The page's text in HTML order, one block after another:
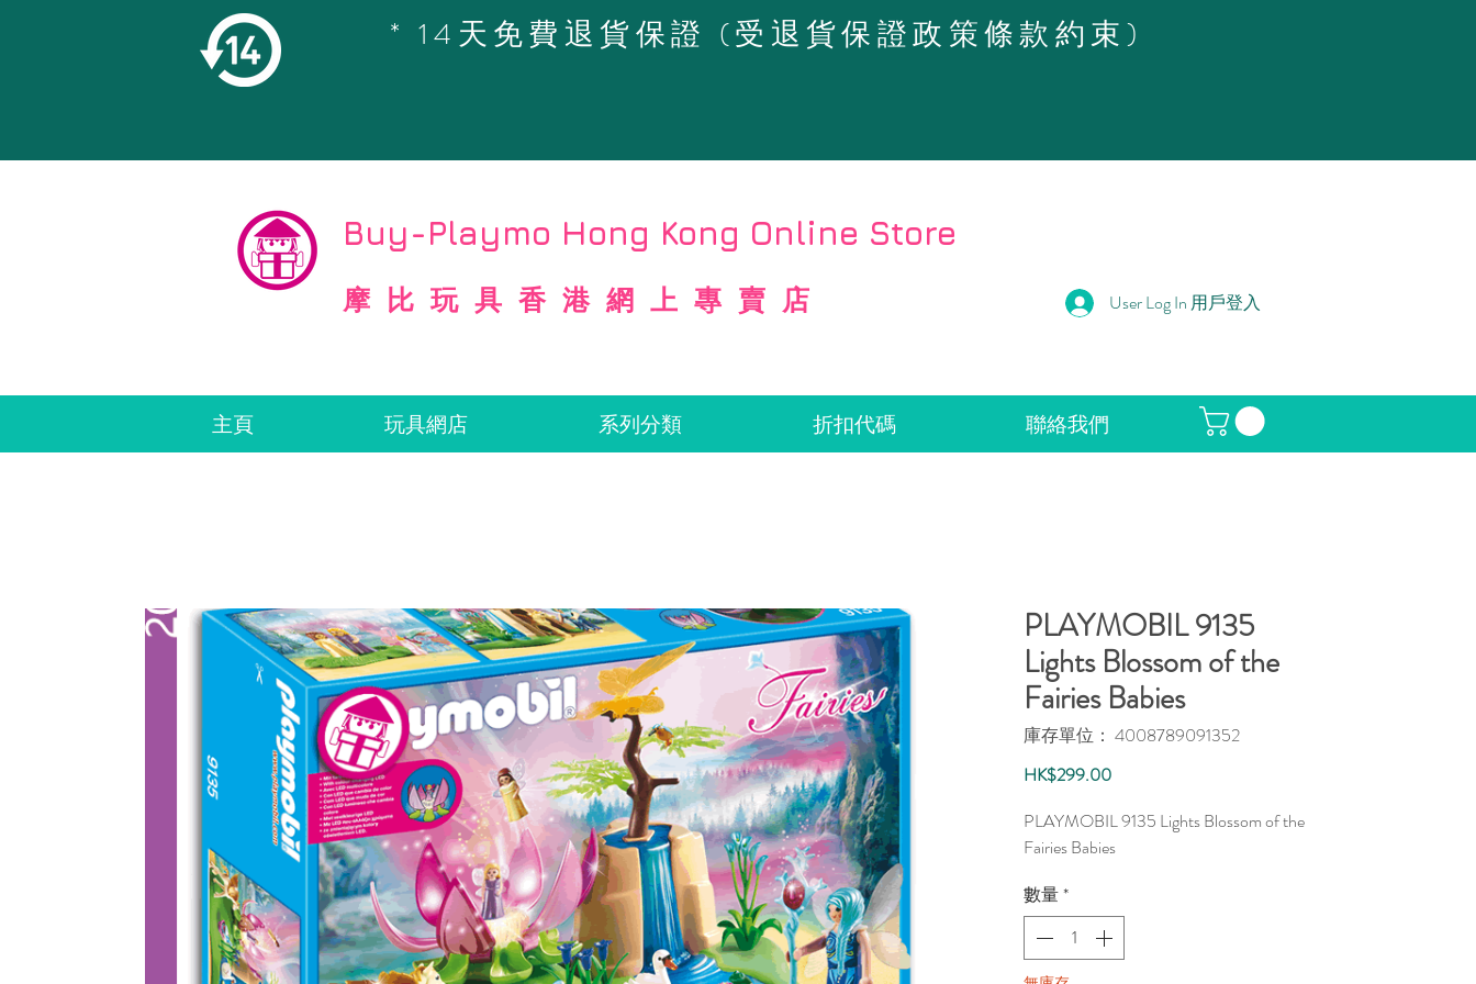
* 14天免費退貨保證 (受退貨保證政策條款約束)
Copyright
Buy-Playmo Hong Kong Online Store
摩比玩具香港網上專賣店 User Log In 用戶登入
主頁 玩具網店 系列分類 折扣代碼 聯絡我們
PLAYMOBIL 9135
Lights Blossom of the
Fairies Babies
庫存單位： 4008789091352
HK$299.00價
PLAYMOBIL 9135 Lights Blossom of the
Fairies Babies
數量*